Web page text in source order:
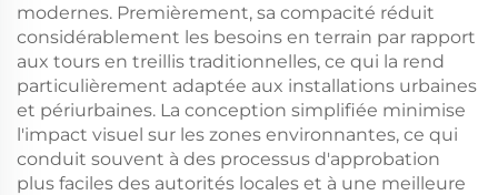
modernes. Premièrement, sa compacité réduit
considérablement les besoins en terrain par rapport
aux tours en treillis traditionnelles, ce qui la rend
particulièrement adaptée aux installations urbaines
et périurbaines. La conception simplifiée minimise
l'impact visuel sur les zones environnantes, ce qui
conduit souvent à des processus d'approbation
plus faciles des autorités locales et à une meilleure